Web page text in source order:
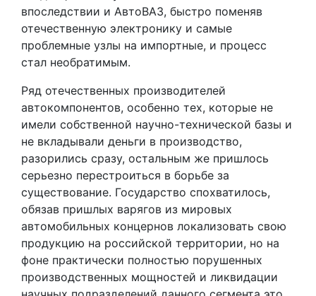
впоследствии и АвтоВАЗ, быстро поменяв
отечественную электронику и самые
проблемные узлы на импортные, и процесс
стал необратимым.
Ряд отечественных производителей
автокомпонентов, особенно тех, которые не
имели собственной научно-технической базы и
не вкладывали деньги в производство,
разорились сразу, остальным же пришлось
серьезно перестроиться в борьбе за
существование. Государство спохватилось,
обязав пришлых варягов из мировых
автомобильных концернов локализовать свою
продукцию на российской территории, но на
фоне практически полностью порушенных
производственных мощностей и ликвидации